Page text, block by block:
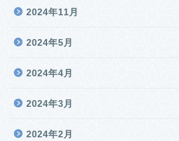
2024年11月
2024年5月
2024年4月
2024年3月
2024年2月